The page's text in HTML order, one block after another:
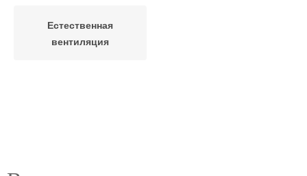
Естественная
вентиляция